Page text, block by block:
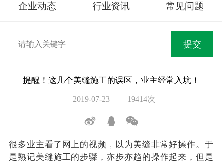
企业动态 行业资讯 常见问题
提醒！这几个美缝施工的误区，业主经常入坑！
2019-07-23 19414次
很多业主看了网上的视频，以为美缝非常好操作。于
是熟记美缝施工的步骤，亦步亦趋的操作起来，但是